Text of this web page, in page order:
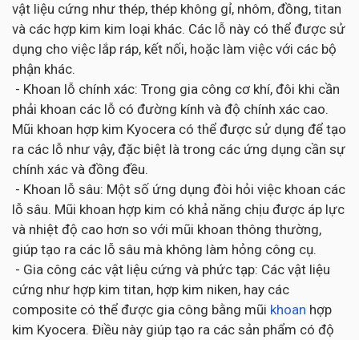
vật liệu cứng như thép, thép không gỉ, nhôm, đồng, titan
và các hợp kim kim loại khác. Các lỗ này có thể được sử
dụng cho việc lắp ráp, kết nối, hoặc làm việc với các bộ
phận khác.
- Khoan lỗ chính xác: Trong gia công cơ khí, đôi khi cần
phải khoan các lỗ có đường kính và độ chính xác cao.
Mũi khoan hợp kim Kyocera có thể được sử dụng để tạo
ra các lỗ như vậy, đặc biệt là trong các ứng dụng cần sự
chính xác và đồng đều.
- Khoan lỗ sâu: Một số ứng dụng đòi hỏi việc khoan các
lỗ sâu. Mũi khoan hợp kim có khả năng chịu được áp lực
và nhiệt độ cao hơn so với mũi khoan thông thường,
giúp tạo ra các lỗ sâu mà không làm hỏng công cụ.
- Gia công các vật liệu cứng và phức tạp: Các vật liệu
cứng như hợp kim titan, hợp kim niken, hay các
composite có thể được gia công bằng mũi khoan hợp
kim Kyocera. Điều này giúp tạo ra các sản phẩm có độ